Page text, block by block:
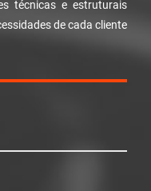
de cada cliente